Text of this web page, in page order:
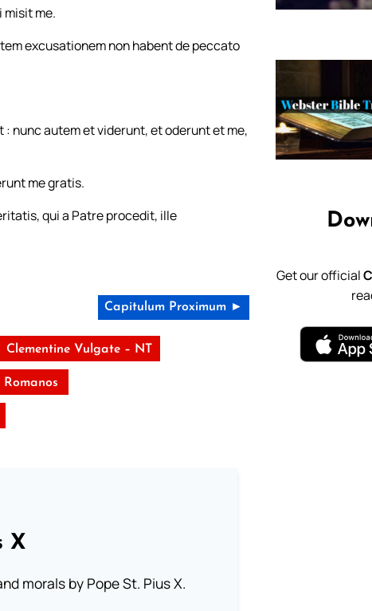
me.
excusationem non habent de peccato
nunc autem et viderunt, et oderunt et me,
me gratis.
qui a Patre procedit, ille
Capitulum Proximum ►
Clementine Vulgate – NT
Romanos
X
morals by Pope St. Pius X.
Get our official